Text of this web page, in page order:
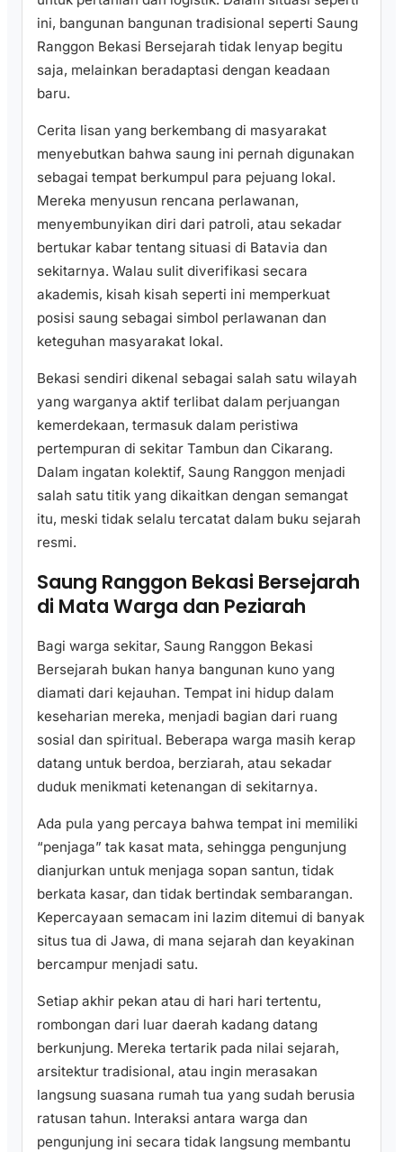
ini, bangunan bangunan tradisional seperti Saung
Ranggon Bekasi Bersejarah tidak lenyap begitu
saja, melainkan beradaptasi dengan keadaan
baru.
Cerita lisan yang berkembang di masyarakat
menyebutkan bahwa saung ini pernah digunakan
sebagai tempat berkumpul para pejuang lokal.
Mereka menyusun rencana perlawanan,
menyembunyikan diri dari patroli, atau sekadar
bertukar kabar tentang situasi di Batavia dan
sekitarnya. Walau sulit diverifikasi secara
akademis, kisah kisah seperti ini memperkuat
posisi saung sebagai simbol perlawanan dan
keteguhan masyarakat lokal.
Bekasi sendiri dikenal sebagai salah satu wilayah
yang warganya aktif terlibat dalam perjuangan
kemerdekaan, termasuk dalam peristiwa
pertempuran di sekitar Tambun dan Cikarang.
Dalam ingatan kolektif, Saung Ranggon menjadi
salah satu titik yang dikaitkan dengan semangat
itu, meski tidak selalu tercatat dalam buku sejarah
resmi.
Saung Ranggon Bekasi Bersejarah
di Mata Warga dan Peziarah
Bagi warga sekitar, Saung Ranggon Bekasi
Bersejarah bukan hanya bangunan kuno yang
diamati dari kejauhan. Tempat ini hidup dalam
keseharian mereka, menjadi bagian dari ruang
sosial dan spiritual. Beberapa warga masih kerap
datang untuk berdoa, berziarah, atau sekadar
duduk menikmati ketenangan di sekitarnya.
Ada pula yang percaya bahwa tempat ini memiliki
“penjaga” tak kasat mata, sehingga pengunjung
dianjurkan untuk menjaga sopan santun, tidak
berkata kasar, dan tidak bertindak sembarangan.
Kepercayaan semacam ini lazim ditemui di banyak
situs tua di Jawa, di mana sejarah dan keyakinan
bercampur menjadi satu.
Setiap akhir pekan atau di hari hari tertentu,
rombongan dari luar daerah kadang datang
berkunjung. Mereka tertarik pada nilai sejarah,
arsitektur tradisional, atau ingin merasakan
langsung suasana rumah tua yang sudah berusia
ratusan tahun. Interaksi antara warga dan
pengunjung ini secara tidak langsung membantu